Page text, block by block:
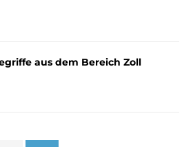
aus dem Bereich Zoll